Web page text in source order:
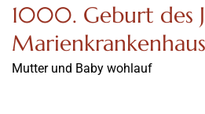
1000. Geburt des
Marienkrankenhaus
Mutter und Baby wohlauf